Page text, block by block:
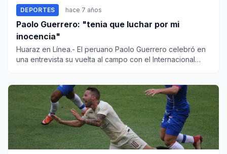
DEPORTES hace 7 años
Paolo Guerrero: "tenia que luchar por mi
inocencia"
Huaraz en Línea.- El peruano Paolo Guerrero celebró en
una entrevista su vuelta al campo con el Internacional